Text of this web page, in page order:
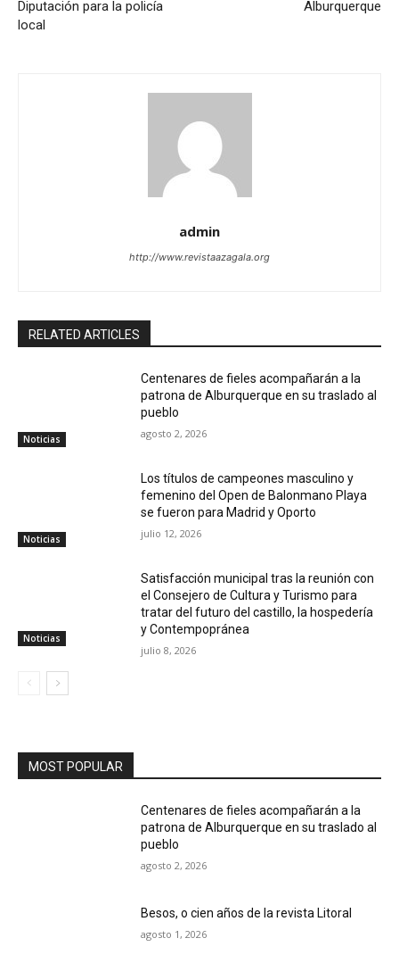
Diputación para la policía
local
Alburquerque
admin
http://www.revistaazagala.org
RELATED ARTICLES
Noticias
Centenares de fieles acompañarán a la
patrona de Alburquerque en su traslado al
pueblo
agosto 2, 2026
Noticias
Los títulos de campeones masculino y
femenino del Open de Balonmano Playa
se fueron para Madrid y Oporto
julio 12, 2026
Noticias
Satisfacción municipal tras la reunión con
el Consejero de Cultura y Turismo para
tratar del futuro del castillo, la hospedería
y Contempopránea
julio 8, 2026
MOST POPULAR
Centenares de fieles acompañarán a la
patrona de Alburquerque en su traslado al
pueblo
agosto 2, 2026
Besos, o cien años de la revista Litoral
agosto 1, 2026